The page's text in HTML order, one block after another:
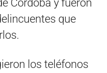
Córdoba y fueron
que
los teléfonos